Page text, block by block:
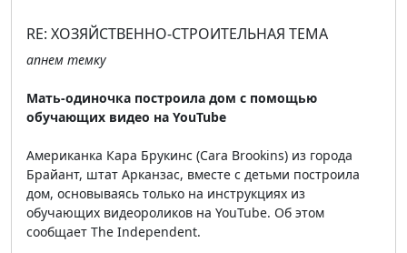
RE: ХОЗЯЙСТВЕННО-СТРОИТЕЛЬНАЯ ТЕМА
апнем темку
Мать-одиночка построила дом с помощью
обучающих видео на YouTube
Американка Кара Брукинс (Cara Brookins) из города
Брайант, штат Арканзас, вместе с детьми построила
дом, основываясь только на инструкциях из
обучающих видеороликов на YouTube. Об этом
сообщает The Independent.